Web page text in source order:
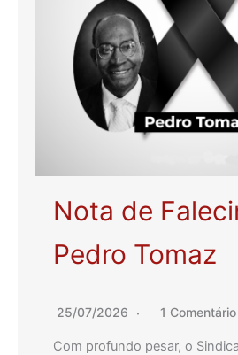
Nota de
Pedro Tomaz
25/07/2026 1 Comentário
Com profundo pesar, o